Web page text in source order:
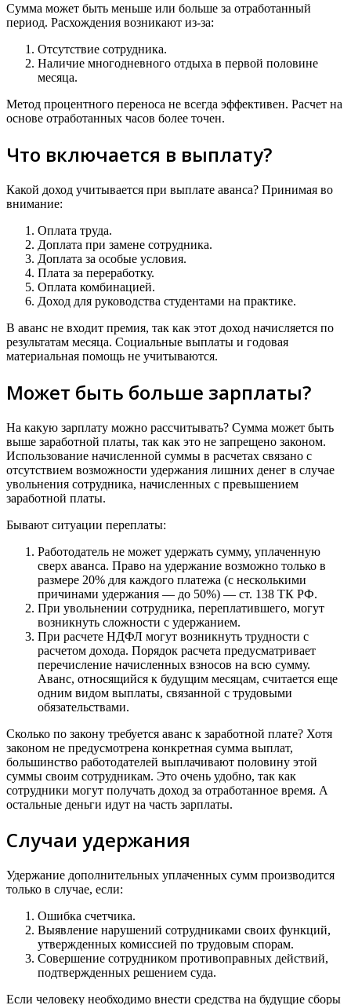
Сумма может быть меньше или больше за отработанный
период. Расхождения возникают из-за:
Отсутствие сотрудника.
Наличие многодневного отдыха в первой половине
месяца.
Метод процентного переноса не всегда эффективен. Расчет на
основе отработанных часов более точен.
Что включается в выплату?
Какой доход учитывается при выплате аванса? Принимая во
внимание:
Оплата труда.
Доплата при замене сотрудника.
Доплата за особые условия.
Плата за переработку.
Оплата комбинацией.
Доход для руководства студентами на практике.
В аванс не входит премия, так как этот доход начисляется по
результатам месяца. Социальные выплаты и годовая
материальная помощь не учитываются.
Может быть больше зарплаты?
На какую зарплату можно рассчитывать? Сумма может быть
выше заработной платы, так как это не запрещено законом.
Использование начисленной суммы в расчетах связано с
отсутствием возможности удержания лишних денег в случае
увольнения сотрудника, начисленных с превышением
заработной платы.
Бывают ситуации переплаты:
Работодатель не может удержать сумму, уплаченную
сверх аванса. Право на удержание возможно только в
размере 20% для каждого платежа (с несколькими
причинами удержания — до 50%) — ст. 138 ТК РФ.
При увольнении сотрудника, переплатившего, могут
возникнуть сложности с удержанием.
При расчете НДФЛ могут возникнуть трудности с
расчетом дохода. Порядок расчета предусматривает
перечисление начисленных взносов на всю сумму.
Аванс, относящийся к будущим месяцам, считается еще
одним видом выплаты, связанной с трудовыми
обязательствами.
Сколько по закону требуется аванс к заработной плате? Хотя
законом не предусмотрена конкретная сумма выплат,
большинство работодателей выплачивают половину этой
суммы своим сотрудникам. Это очень удобно, так как
сотрудники могут получать доход за отработанное время. А
остальные деньги идут на часть зарплаты.
Случаи удержания
Удержание дополнительных уплаченных сумм производится
только в случае, если:
Ошибка счетчика.
Выявление нарушений сотрудниками своих функций,
утвержденных комиссией по трудовым спорам.
Совершение сотрудником противоправных действий,
подтвержденных решением суда.
Если человеку необходимо внести средства на будущие сборы